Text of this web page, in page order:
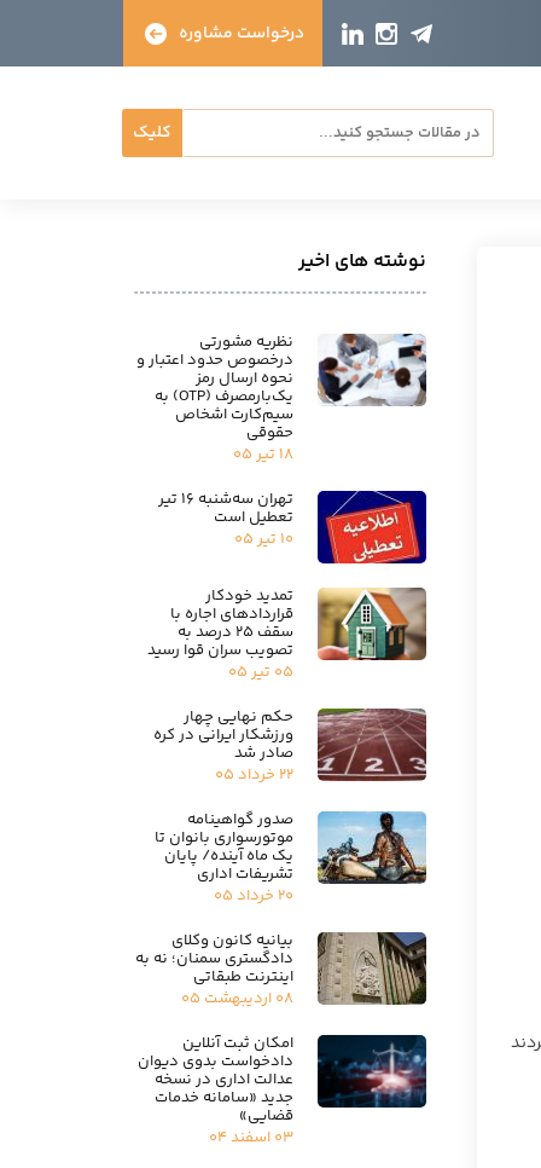
کلیک
درخواست مشاوره
نوشته های اخیر
نظریه مشورتی
درخصوص حدود اعتبار و
نحوه ارسال رمز
یک‌بارمصرف (OTP) به
سیم‌کارت اشخاص
حقوقی
۱۸ تیر ۰۵
تهران سه‌شنبه ۱۶ تیر
تعطیل است
۱۰ تیر ۰۵
تمدید خودکار
قراردادهای اجاره با
سقف ۲۵ درصد به
تصویب سران قوا رسید
۰۵ تیر ۰۵
حکم نهایی چهار
ورزشکار ایرانی در کره
صادر شد
۲۲ خرداد ۰۵
صدور گواهینامه
موتورسواری بانوان تا
یک ماه آینده/ پایان
تشریفات اداری
۲۰ خرداد ۰۵
بیانیه کانون وکلای
دادگستری سمنان؛ نه به
اینترنت طبقاتی
۰۸ اردیبهشت ۰۵
امکان ثبت آنلاین
دادخواست بدوی دیوان
عدالت اداری در نسخه
جدید «سامانه خدمات
قضایی»
۰۳ اسفند ۰۴